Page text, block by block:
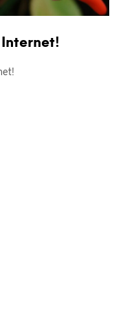
Internet!